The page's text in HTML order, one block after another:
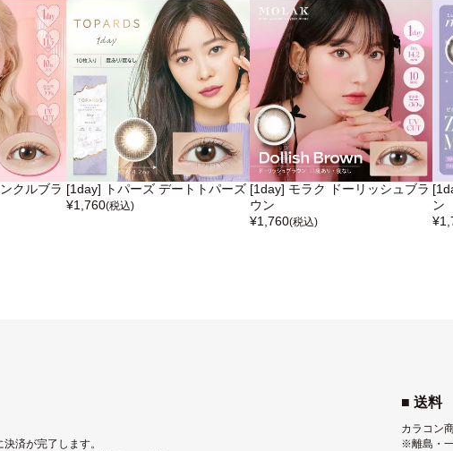
クルブラ [1day] トパーズ デートトパーズ
¥1,760(税込)
[1day] モラク ドーリッシュブラ
ウン
¥1,760(税込)
ン
¥
済が完了します。
■ 送料
カラコン
※離島・